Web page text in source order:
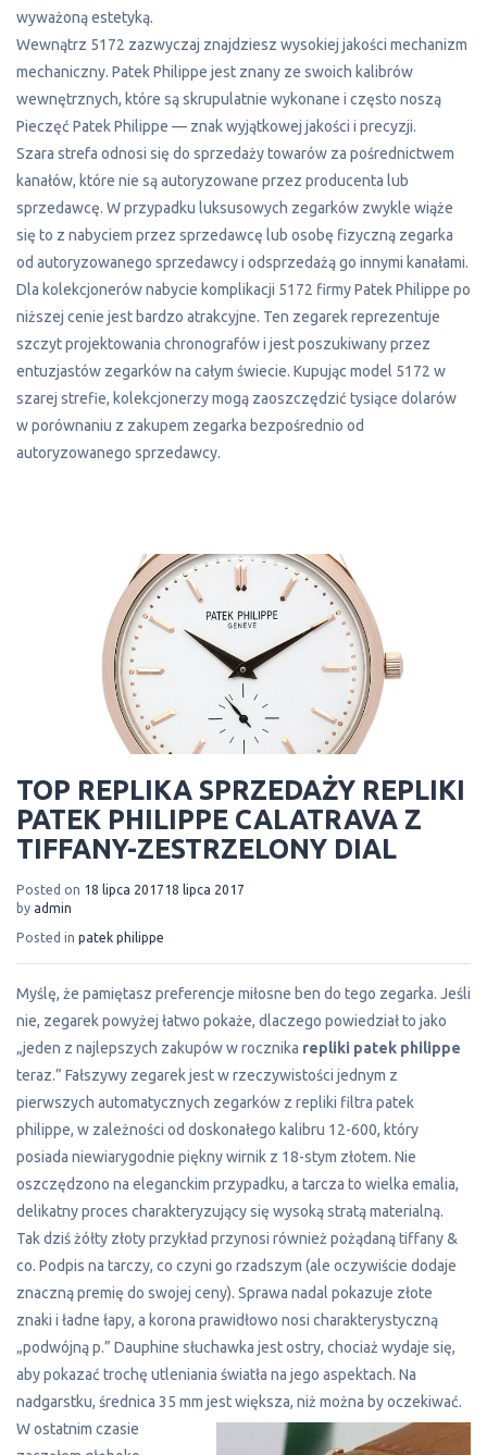
wyważoną estetyką.
Wewnątrz 5172 zazwyczaj znajdziesz wysokiej jakości mechanizm
mechaniczny. Patek Philippe jest znany ze swoich kalibrów
wewnętrznych, które są skrupulatnie wykonane i często noszą
Pieczęć Patek Philippe — znak wyjątkowej jakości i precyzji.
Szara strefa odnosi się do sprzedaży towarów za pośrednictwem
kanałów, które nie są autoryzowane przez producenta lub
sprzedawcę. W przypadku luksusowych zegarków zwykle wiąże
się to z nabyciem przez sprzedawcę lub osobę fizyczną zegarka
od autoryzowanego sprzedawcy i odsprzedażą go innymi kanałami.
Dla kolekcjonerów nabycie komplikacji 5172 firmy Patek Philippe po
niższej cenie jest bardzo atrakcyjne. Ten zegarek reprezentuje
szczyt projektowania chronografów i jest poszukiwany przez
entuzjastów zegarków na całym świecie. Kupując model 5172 w
szarej strefie, kolekcjonerzy mogą zaoszczędzić tysiące dolarów
w porównaniu z zakupem zegarka bezpośrednio od
autoryzowanego sprzedawcy.
TOP REPLIKA SPRZEDAŻY REPLIKI
PATEK PHILIPPE CALATRAVA Z
TIFFANY-ZESTRZELONY DIAL
Posted on 18 lipca 201718 lipca 2017
by admin
Posted in patek philippe
Myślę, że pamiętasz preferencje miłosne ben do tego zegarka. Jeśli
nie, zegarek powyżej łatwo pokaże, dlaczego powiedział to jako
„jeden z najlepszych zakupów w rocznika repliki patek philippe
teraz.” Fałszywy zegarek jest w rzeczywistości jednym z
pierwszych automatycznych zegarków z repliki filtra patek
philippe, w zależności od doskonałego kalibru 12-600, który
posiada niewiarygodnie piękny wirnik z 18-stym złotem. Nie
oszczędzono na eleganckim przypadku, a tarcza to wielka emalia,
delikatny proces charakteryzujący się wysoką stratą materialną.
Tak dziś żółty złoty przykład przynosi również pożądaną tiffany &
co. Podpis na tarczy, co czyni go rzadszym (ale oczywiście dodaje
znaczną premię do swojej ceny). Sprawa nadal pokazuje złote
znaki i ładne łapy, a korona prawidłowo nosi charakterystyczną
„podwójną p.” Dauphine słuchawka jest ostry, chociaż wydaje się,
aby pokazać trochę utleniania światła na jego aspektach. Na
nadgarstku, średnica 35 mm jest większa, niż można by oczekiwać.
W ostatnim czasie